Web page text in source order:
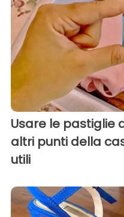
Usare le pastiglie
altri punti della
utili